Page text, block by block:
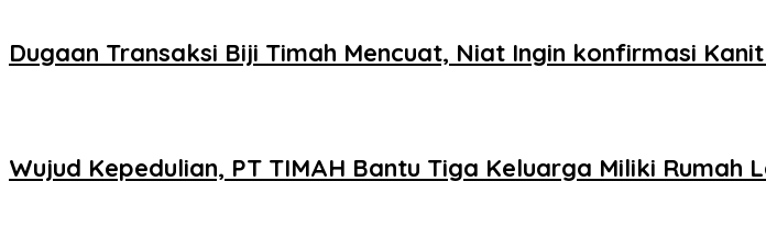
Dugaan Transaksi Biji Timah Mencuat, Niat Ingin konfirmasi
Wujud Kepedulian, PT TIMAH Bantu Tiga Keluarga Miliki Rumah